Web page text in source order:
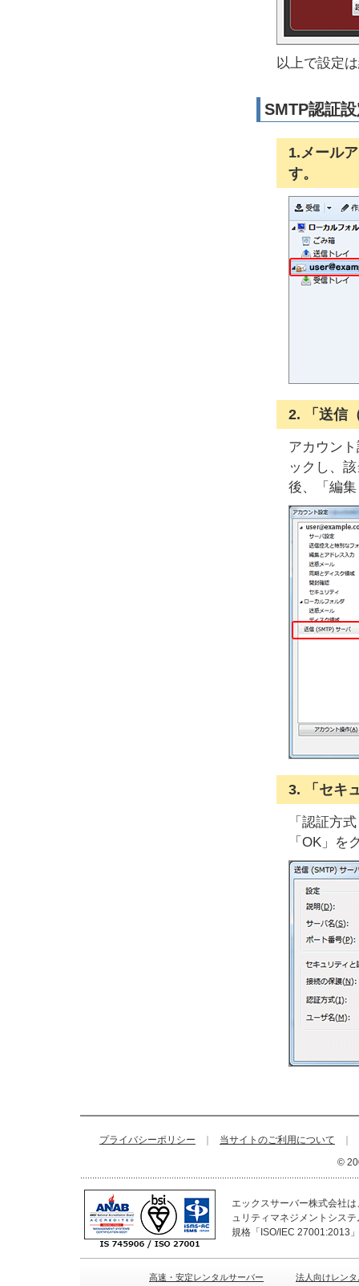
以上で設定
SMTP認証
1.メール
す。
2. 「送信
アカウン
ックし、
後、「編
3. 「セキ
「認証方
「OK」を
プライバシーポリシー 当サイトのご利用について
©
エックスサーバー株式会社
ュリティマネジメントシス
規格「ISO/IEC 27001:2013
高速・安定レンタルサーバー
法人向けレン